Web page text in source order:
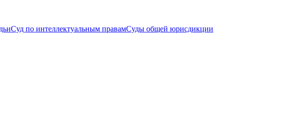
Суд по интеллектуальным правамСуды общей юрисдикции